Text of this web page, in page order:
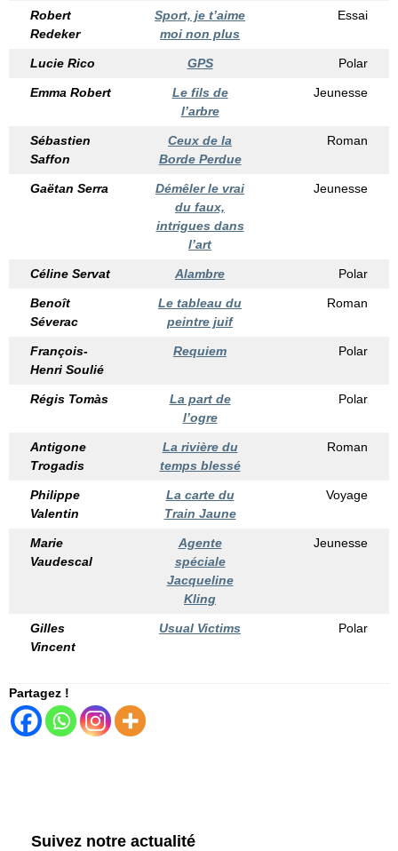
Robert
Redeker
Sport, je t’aime
moi non plus
Essai
Lucie Rico GPS Polar
Emma Robert
Le fils de
l’arbre
Jeunesse
Sébastien
Saffon
Ceux de la
Borde Perdue
Roman
Gaëtan Serra
Démêler le vrai
du faux,
intrigues dans
l’art
Jeunesse
Céline Servat Alambre Polar
Benoît
Séverac
Le tableau du
peintre juif
Roman
François-
Henri Soulié
Requiem Polar
Régis Tomàs
La part de
l’ogre
Polar
Antigone
Trogadis
La rivière du
temps blessé
Roman
Philippe
Valentin
La carte du
Train Jaune
Voyage
Marie
Vaudescal
Agente
spéciale
Jacqueline
Kling
Jeunesse
Gilles
Vincent
Usual Victims Polar
Partagez !
Suivez notre actualité